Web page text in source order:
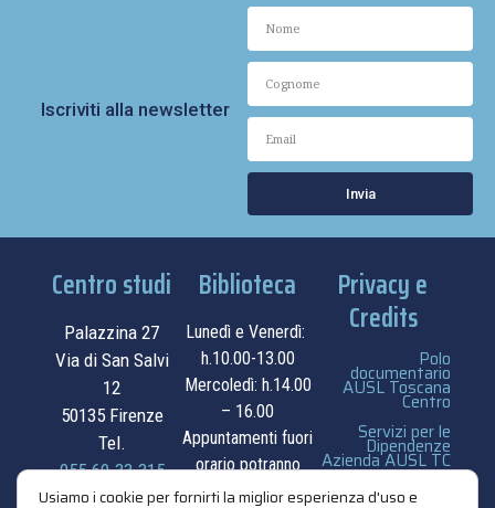
Iscriviti alla newsletter
Invia
Centro studi
Palazzina 27
Via di San Salvi
12
50135 Firenze
Tel.
055.69.33.315
Biblioteca
Lunedì e Venerdì:
h.10.00-13.00
Mercoledì: h.14.00
– 16.00
Appuntamenti fuori
orario potranno
essere
Privacy e
Credits
Polo
documentario
AUSL Toscana
Centro
Servizi per le
Dipendenze
Azienda AUSL TC
privacy e cookie
Usiamo i cookie per fornirti la miglior esperienza d'uso e